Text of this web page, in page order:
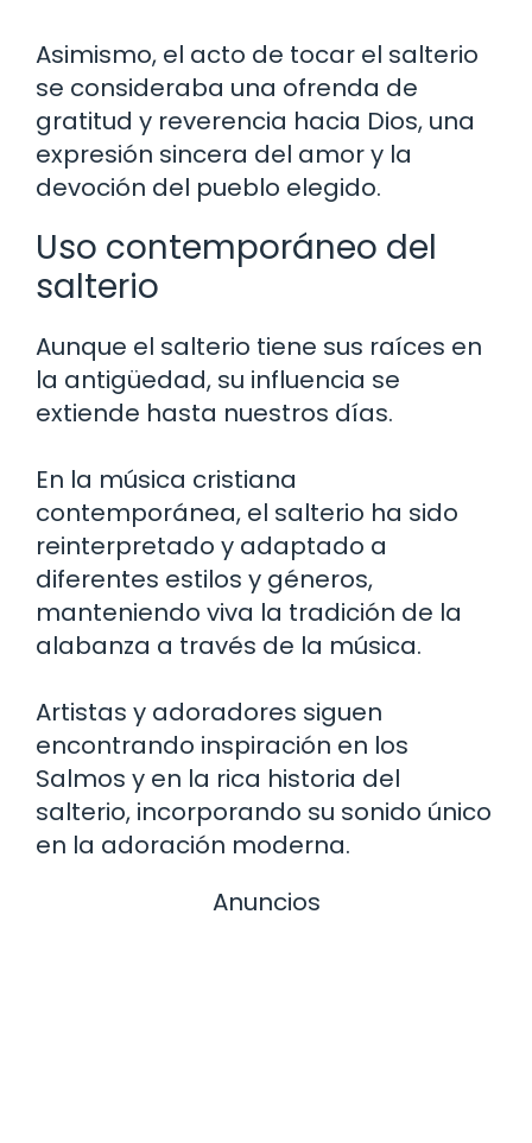
Asimismo, el acto de tocar el salterio
se consideraba una ofrenda de
gratitud y reverencia hacia Dios, una
expresión sincera del amor y la
devoción del pueblo elegido.
Uso contemporáneo del
salterio
Aunque el salterio tiene sus raíces en
la antigüedad, su influencia se
extiende hasta nuestros días.
En la música cristiana
contemporánea, el salterio ha sido
reinterpretado y adaptado a
diferentes estilos y géneros,
manteniendo viva la tradición de la
alabanza a través de la música.
Artistas y adoradores siguen
encontrando inspiración en los
Salmos y en la rica historia del
salterio, incorporando su sonido único
en la adoración moderna.
Anuncios